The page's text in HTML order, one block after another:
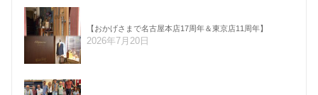
【おかげさまで名古屋本店17周年＆東京店11周年】
2026年7月20日